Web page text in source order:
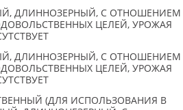
ДЛИННОЗЕРНЫЙ, С ОТНОШЕНИЕМ
ЦЕЛЕЙ, УРОЖАЯ
ДЛИННОЗЕРНЫЙ, С ОТНОШЕНИЕМ
ЦЕЛЕЙ, УРОЖАЯ
(ДЛЯ ИСПОЛЬЗОВАНИЯ В